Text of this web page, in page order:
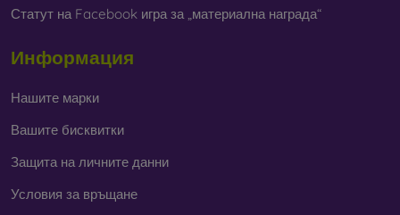
Статут на Facebook игра за „материална награда“
Информация
Нашите марки
Вашите бисквитки
Защита на личните данни
Условия за връщане